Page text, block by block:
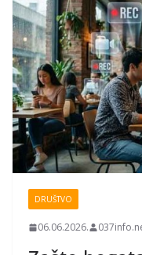
DRUŠTVO
06.06.2026.